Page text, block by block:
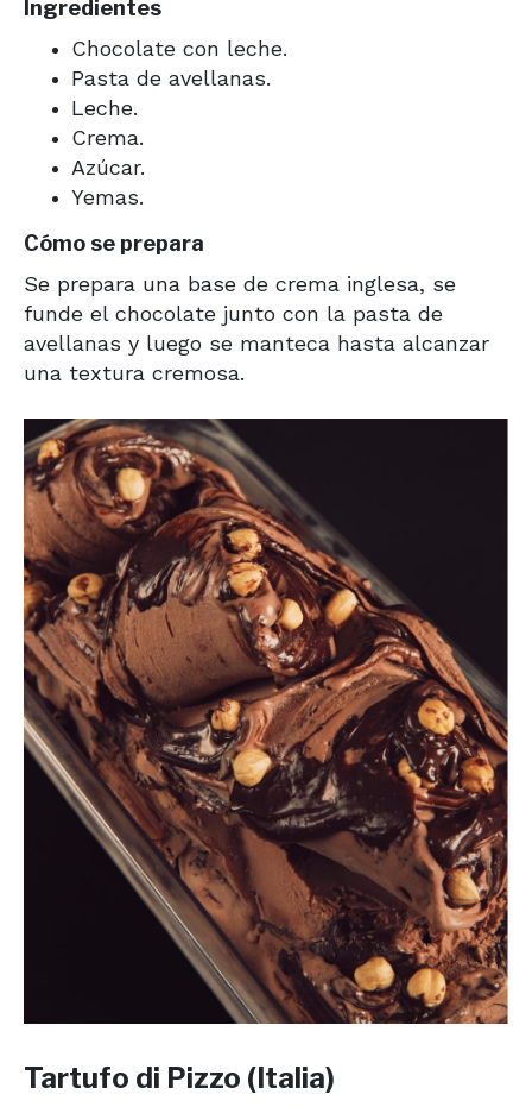
Ingredientes
Chocolate con leche.
Pasta de avellanas.
Leche.
Crema.
Azúcar.
Yemas.
Cómo se prepara
Se prepara una base de crema inglesa, se
funde el chocolate junto con la pasta de
avellanas y luego se manteca hasta alcanzar
una textura cremosa.
Tartufo di Pizzo (Italia)